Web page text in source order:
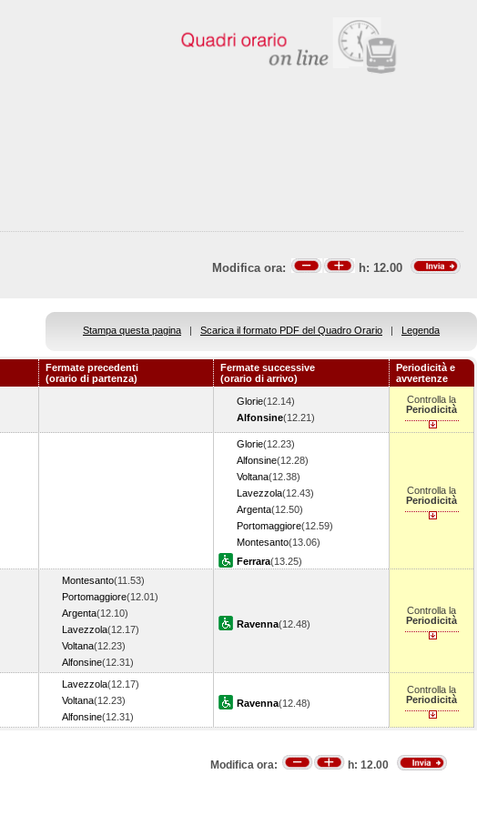
Modifica ora: h: 12.00
Stampa questa pagina | Scarica il formato PDF del Quadro Orario | Legenda
Fermate precedenti
(orario di partenza)
Fermate successive
(orario di arrivo)
Periodicità e
avvertenze
Glorie(12.14)
Alfonsine(12.21)
Controlla la
Periodicità
Glorie(12.23)
Alfonsine(12.28)
Voltana(12.38)
Lavezzola(12.43)
Argenta(12.50)
Portomaggiore(12.59)
Montesanto(13.06)
Ferrara(13.25)
Controlla la
Periodicità
Montesanto(11.53)
Portomaggiore(12.01)
Argenta(12.10)
Lavezzola(12.17)
Voltana(12.23)
Alfonsine(12.31)
Ravenna(12.48)
Controlla la
Periodicità
Lavezzola(12.17)
Voltana(12.23)
Alfonsine(12.31)
Ravenna(12.48)
Controlla la
Periodicità
Modifica ora: h: 12.00